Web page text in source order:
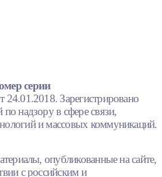
серии
Зарегистрировано
надзору в сфере связи,
и массовых коммуникаций.
опубликованные на сайте,
с российским и